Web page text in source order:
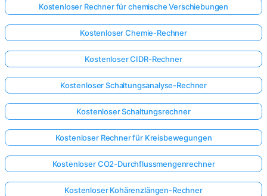
Kostenloser Rechner für chemische Verschiebungen
Kostenloser Chemie-Rechner
Kostenloser CIDR-Rechner
Kostenloser Schaltungsanalyse-Rechner
Kostenloser Schaltungsrechner
Kostenloser Rechner für Kreisbewegungen
Kostenloser CO2-Durchflussmengenrechner
Kostenloser Kohärenzlängen-Rechner